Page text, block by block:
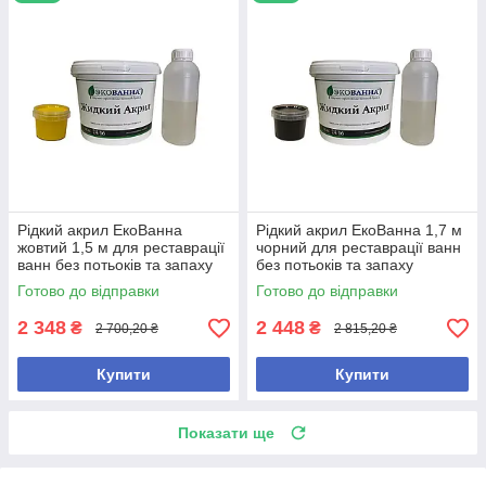
Рідкий акрил ЕкоВанна
жовтий 1,5 м для реставрації
ванн без потьоків та запаху
Готово до відправки
2 348 ₴ 2 700,20 ₴
Купити
Рідкий акрил ЕкоВанна 1,7 м
чорний для реставрації ванн
без потьоків та запаху
Готово до відправки
2 448 ₴ 2 815,20 ₴
Купити
Показати ще